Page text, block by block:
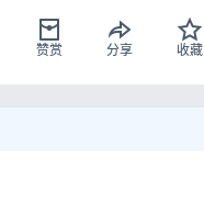
赞赏 分享 收藏